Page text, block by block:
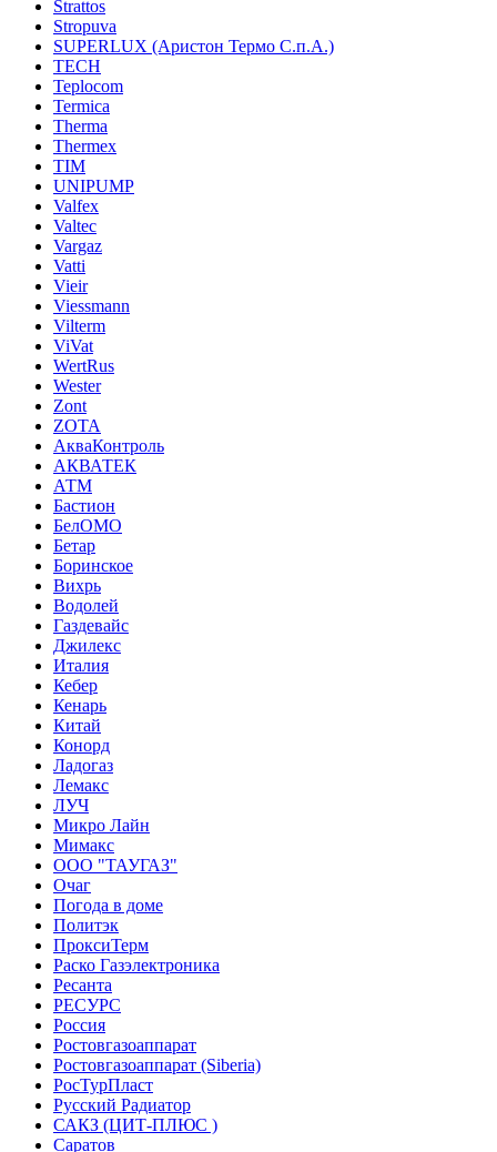
Strattos
Stropuva
SUPERLUX (Аристон Термо С.п.А.)
TECH
Teplocom
Termica
Therma
Thermex
TIM
UNIPUMP
Valfex
Valtec
Vargaz
Vatti
Vieir
Viessmann
Vilterm
ViVat
WertRus
Wester
Zont
ZOTA
АкваКонтроль
АКВАТЕК
АТМ
Бастион
БелОМО
Бетар
Боринское
Вихрь
Водолей
Газдевайс
Джилекс
Италия
Кебер
Кенарь
Китай
Конорд
Ладогаз
Лемакс
ЛУЧ
Микро Лайн
Мимакс
ООО "ТАУГАЗ"
Очаг
Погода в доме
Политэк
ПроксиТерм
Раско Газэлектроника
Ресанта
РЕСУРС
Россия
Ростовгазоаппарат
Ростовгазоаппарат (Siberia)
РосТурПласт
Русский Радиатор
САКЗ (ЦИТ-ПЛЮС )
Саратов